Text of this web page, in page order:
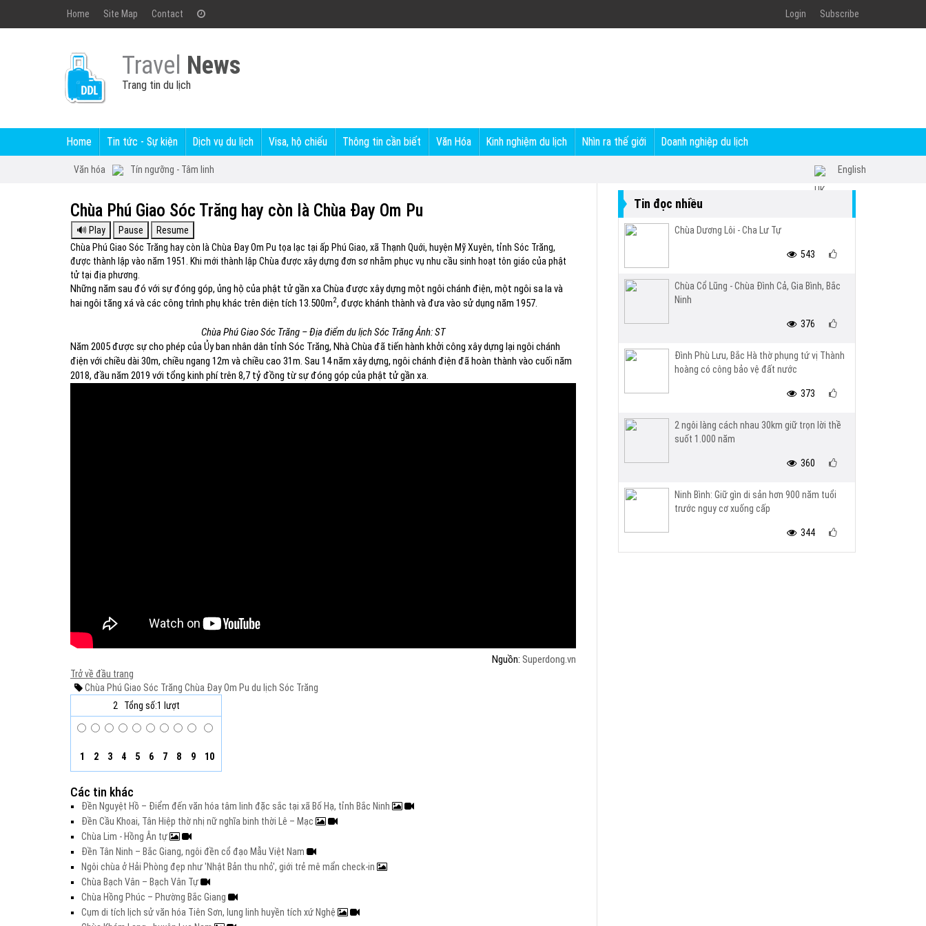
Home Site Map Contact Login Subscribe
Travel News
Trang tin du lịch
Home Tin tức - Sự kiện Dịch vụ du lịch Visa, hộ chiếu Thông tin cần biết Văn Hóa Kinh nghiệm du lịch Nhìn ra thế giới Doanh nghiệp du lịch
Văn hóa Tín ngưỡng - Tâm linh English
Chùa Phú Giao Sóc Trăng hay còn là Chùa Đay Om Pu
Chùa Phú Giao Sóc Trăng hay còn là Chùa Đay Om Pu tọa lạc tại ấp Phú Giao, xã Thạnh Quới, huyện Mỹ Xuyên, tỉnh Sóc Trăng,
được thành lập vào năm 1951. Khi mới thành lập Chùa được xây dựng đơn sơ nhằm phục vụ nhu cầu sinh hoạt tôn giáo của phật
tử tại địa phương.
Những năm sau đó với sự đóng góp, ủng hộ của phật tử gần xa Chùa được xây dựng một ngôi chánh điện, một ngôi sa la và
hai ngôi tăng xá và các công trình phụ khác trên diện tích 13.500m2, được khánh thành và đưa vào sử dụng năm 1957.
Chùa Phú Giao Sóc Trăng – Địa điểm du lịch Sóc Trăng Ảnh: ST
Năm 2005 được sự cho phép của Ủy ban nhân dân tỉnh Sóc Trăng, Nhà Chùa đã tiến hành khởi công xây dựng lại ngôi chánh
điện với chiều dài 30m, chiều ngang 12m và chiều cao 31m. Sau 14 năm xây dựng, ngôi chánh điện đã hoàn thành vào cuối năm
2018, đầu năm 2019 với tổng kinh phí trên 8,7 tỷ đồng từ sự đóng góp của phật tử gần xa.
Nguồn: Superdong.vn
Trở về đầu trang
Chùa Phú Giao Sóc Trăng Chùa Đay Om Pu du lịch Sóc Trăng
2
Tổng số:1 lượt
1 2 3 4 5 6 7 8 9 10
Các tin khác
Đền Nguyệt Hồ – Điểm đến văn hóa tâm linh đặc sắc tại xã Bố Hạ, tỉnh Bắc Ninh
Đền Cầu Khoai, Tân Hiệp thờ nhị nữ nghĩa binh thời Lê – Mạc
Chùa Lim - Hồng Ân tự
Đền Tân Ninh – Bắc Giang, ngôi đền cổ đạo Mẫu Việt Nam
Ngôi chùa ở Hải Phòng đẹp như 'Nhật Bản thu nhỏ', giới trẻ mê mẩn check-in
Chùa Bạch Vân – Bạch Vân Tự
Chùa Hồng Phúc – Phường Bắc Giang
Cụm di tích lịch sử văn hóa Tiên Sơn, lung linh huyền tích xứ Nghệ
Tin đọc nhiều
Chùa Dương Lôi - Cha Lư Tự
543
Chùa Cổ Lũng - Chùa Đình Cả, Gia Bình, Bắc
Ninh
376
Đình Phù Lưu, Bắc Hà thờ phụng tứ vị Thành
hoàng có công bảo vệ đất nước
373
2 ngôi làng cách nhau 30km giữ trọn lời thề
suốt 1.000 năm
360
Ninh Bình: Giữ gìn di sản hơn 900 năm tuổi
trước nguy cơ xuống cấp
344